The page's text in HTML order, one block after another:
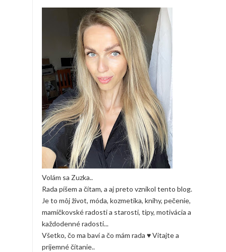
Volám sa Zuzka..
Rada píšem a čítam, a aj preto vznikol tento blog.
Je to môj život, móda, kozmetika, knihy, pečenie,
mamičkovské radosti a starosti, tipy, motivácia a
každodenné radosti...
Všetko, čo ma baví a čo mám rada ♥ Vitajte a
príjemné čítanie..